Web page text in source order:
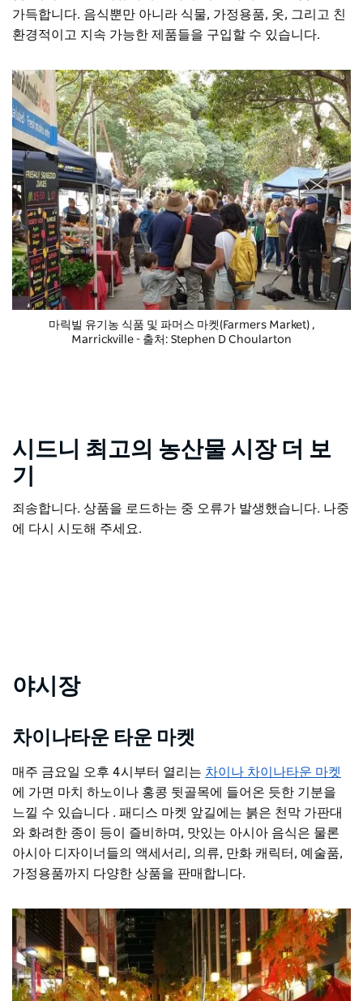
가득합니다. 음식뿐만 아니라 식물, 가정용품, 옷, 그리고 친
환경적이고 지속 가능한 제품들을 구입할 수 있습니다.
마릭빌 유기농 식품 및 파머스 마켓(Farmers Market) ,
Marrickville - 출처: Stephen D Choularton
시드니 최고의 농산물 시장 더 보
기
죄송합니다. 상품을 로드하는 중 오류가 발생했습니다. 나중
에 다시 시도해 주세요.
야시장
차이나타운 타운 마켓
매주 금요일 오후 4시부터 열리는 차이나 차이나타운 마켓
에 가면 마치 하노이나 홍콩 뒷골목에 들어온 듯한 기분을
느낄 수 있습니다 . 패디스 마켓 앞길에는 붉은 천막 가판대
와 화려한 종이 등이 즐비하며, 맛있는 아시아 음식은 물론
아시아 디자이너들의 액세서리, 의류, 만화 캐릭터, 예술품,
가정용품까지 다양한 상품을 판매합니다.